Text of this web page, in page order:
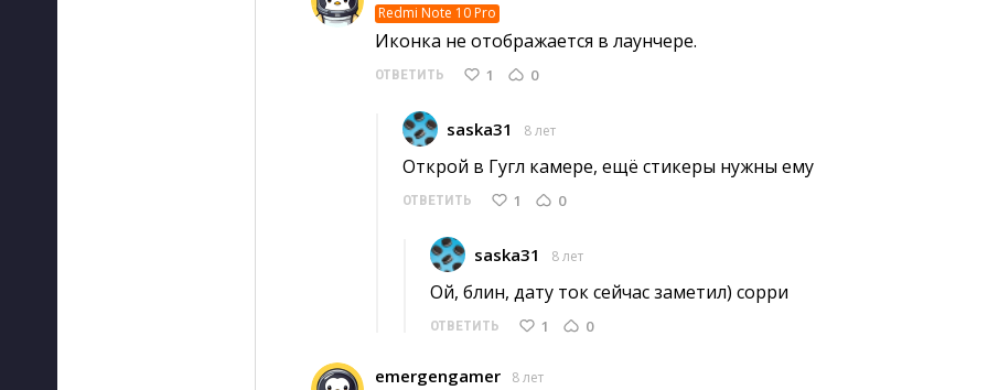
Redmi Note 10 Pro
Иконка не отображается в лаунчере.
ОТВЕТИТЬ 1 0
saska31 8 лет
Открой в Гугл камере, ещё стикеры нужны ему
ОТВЕТИТЬ 1 0
saska31 8 лет
Ой, блин, дату ток сейчас заметил) сорри
ОТВЕТИТЬ 1 0
emergengamer
8 лет